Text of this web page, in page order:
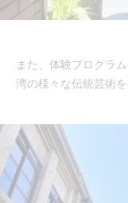
また、体験プログラ
湾の様々な伝統芸術を